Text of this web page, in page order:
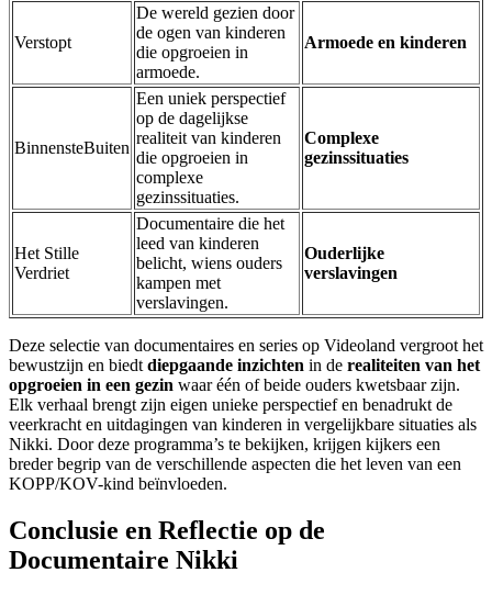
Verstopt
De wereld gezien door
de ogen van kinderen
die opgroeien in
armoede.
Armoede en kinderen
BinnensteBuiten
Een uniek perspectief
op de dagelijkse
realiteit van kinderen
die opgroeien in
complexe
gezinssituaties.
Complexe
gezinssituaties
Het Stille
Verdriet
Documentaire die het
leed van kinderen
belicht, wiens ouders
kampen met
verslavingen.
Ouderlijke
verslavingen
Deze selectie van documentaires en series op Videoland vergroot het
bewustzijn en biedt diepgaande inzichten in de realiteiten van het
opgroeien in een gezin waar één of beide ouders kwetsbaar zijn.
Elk verhaal brengt zijn eigen unieke perspectief en benadrukt de
veerkracht en uitdagingen van kinderen in vergelijkbare situaties als
Nikki. Door deze programma’s te bekijken, krijgen kijkers een
breder begrip van de verschillende aspecten die het leven van een
KOPP/KOV-kind beïnvloeden.
Conclusie en Reflectie op de
Documentaire Nikki